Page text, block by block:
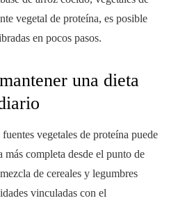
vegetal de proteína, es posible
en pocos pasos.
una dieta
vegetales de proteína puede
completa desde el punto de
de cereales y legumbres
vinculadas con el